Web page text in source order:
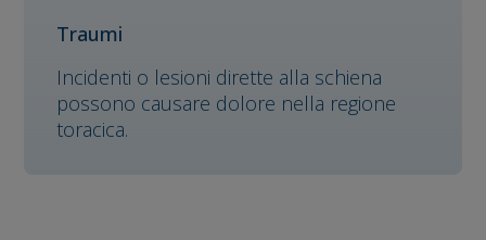
Traumi
Incidenti o lesioni dirette alla schiena
possono causare dolore nella regione
toracica.